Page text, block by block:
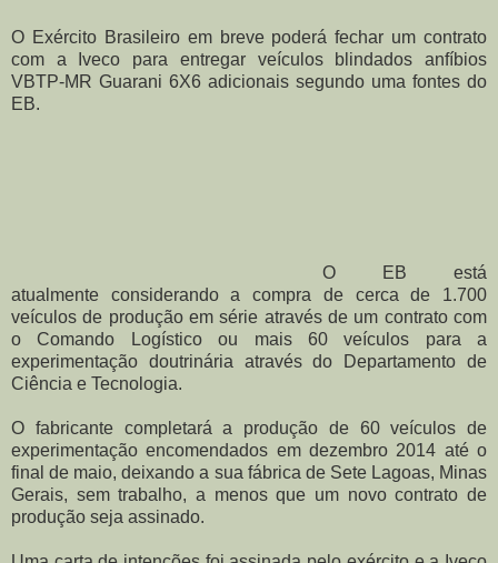
O Exército Brasileiro em breve poderá fechar um contrato
com a Iveco para entregar veículos blindados anfíbios
VBTP-MR Guarani 6X6 adicionais segundo uma fontes do
EB.
O EB está
atualmente considerando a compra de cerca de 1.700
veículos de produção em série através de um contrato com
o Comando Logístico ou mais 60 veículos para a
experimentação doutrinária através do Departamento de
Ciência e Tecnologia.
O fabricante completará a produção de 60 veículos de
experimentação encomendados em dezembro 2014 até o
final de maio, deixando a sua fábrica de Sete Lagoas, Minas
Gerais, sem trabalho, a menos que um novo contrato de
produção seja assinado.